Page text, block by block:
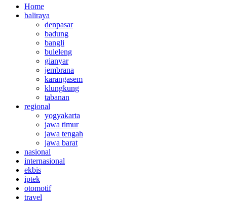
Home
baliraya
denpasar
badung
bangli
buleleng
gianyar
jembrana
karangasem
klungkung
tabanan
regional
yogyakarta
jawa timur
jawa tengah
jawa barat
nasional
internasional
ekbis
iptek
otomotif
travel